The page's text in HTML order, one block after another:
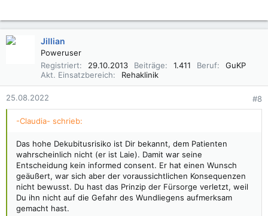
Jillian
Poweruser
Registriert
29.10.2013 Beiträge 1.411 Beruf
GuKP
Akt. Einsatzbereich
Rehaklinik
25.08.2022 #8
-Claudia- schrieb:
Das hohe Dekubitusrisiko ist Dir bekannt, dem Patienten
wahrscheinlich nicht (er ist Laie). Damit war seine
Entscheidung kein informed consent. Er hat einen Wunsch
geäußert, war sich aber der voraussichtlichen Konsequenzen
nicht bewusst. Du hast das Prinzip der Fürsorge verletzt, weil
Du ihn nicht auf die Gefahr des Wundliegens aufmerksam
gemacht hast.